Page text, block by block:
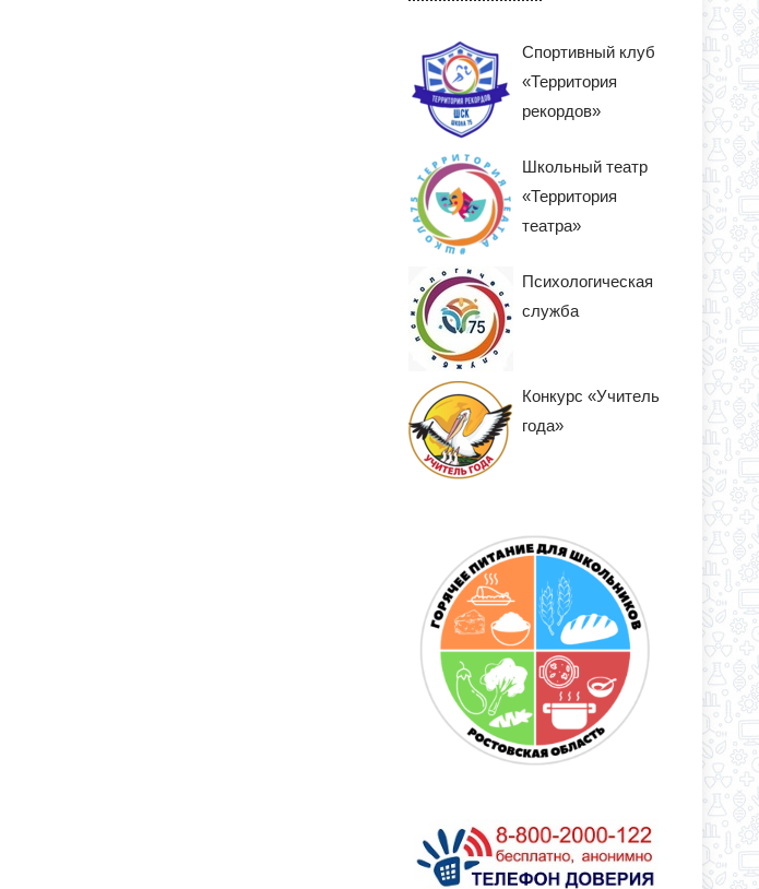
Спортивный клуб
«Территория
рекордов»
Школьный театр
«Территория
театра»
Психологическая
служба
Конкурс «Учитель
года»